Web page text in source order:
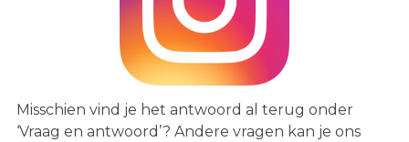
Misschien vind je het antwoord al terug onder
‘Vraag en antwoord’? Andere vragen kan je ons